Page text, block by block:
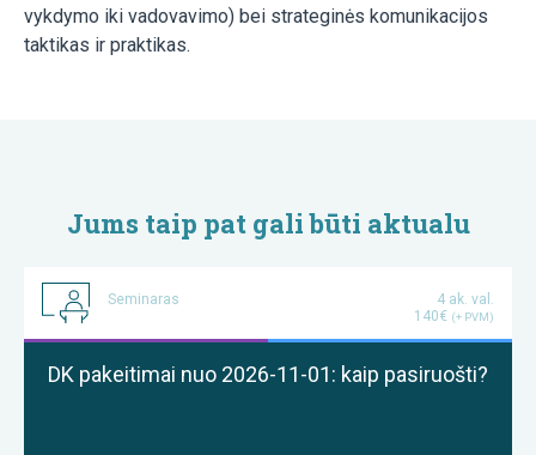
vykdymo iki vadovavimo) bei strateginės komunikacijos
taktikas ir praktikas.
Jums taip pat gali būti aktualu
Seminaras
4 ak. val.
140€ (+ PVM)
DK pakeitimai nuo 2026-11-01: kaip pasiruošti?